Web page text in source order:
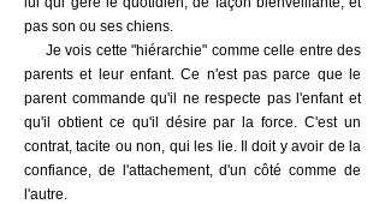
pas son ou ses chiens.
Je vois cette "hiérarchie" comme celle entre des
parents et leur enfant. Ce n'est pas parce que le
parent commande qu'il ne respecte pas l'enfant et
qu'il obtient ce qu'il désire par la force. C'est un
contrat, tacite ou non, qui les lie. Il doit y avoir de la
confiance, de l'attachement, d'un côté comme de
l'autre.